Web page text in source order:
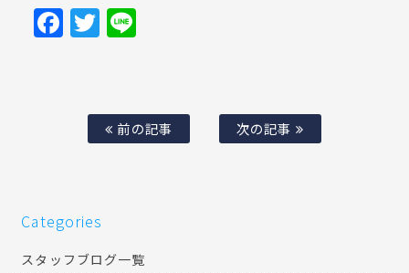
Facebook
Twitter
前の記事 次の記事
Categories
スタッフブログ一覧